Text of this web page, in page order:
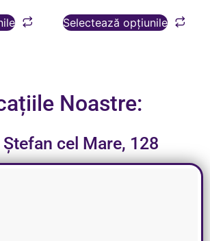
Selectează opțiunile
Noastre:
cel Mare, 128